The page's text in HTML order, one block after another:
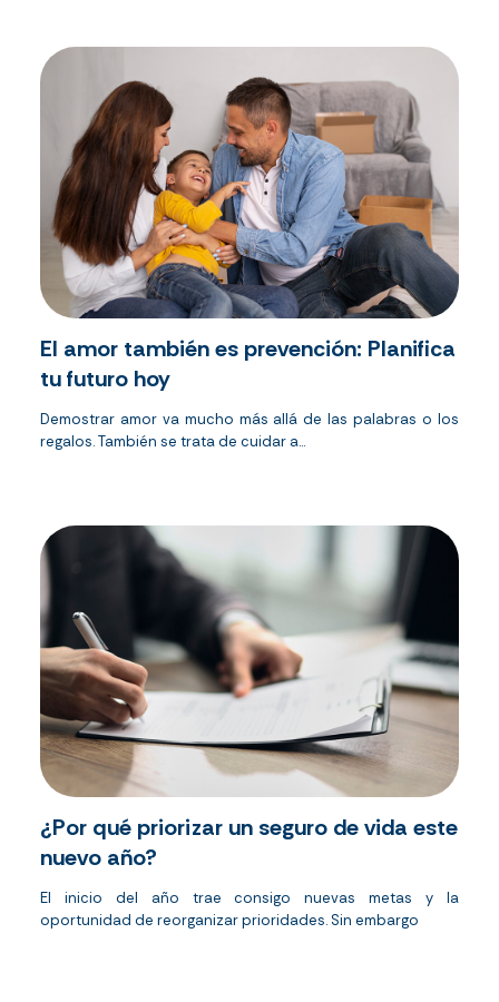
El amor también es prevención: Planifica
tu futuro hoy
Demostrar amor va mucho más allá de las palabras o los
regalos. También se trata de cuidar a...
¿Por qué priorizar un seguro de vida este
nuevo año?
El inicio del año trae consigo nuevas metas y la
oportunidad de reorganizar prioridades.Sin embargo